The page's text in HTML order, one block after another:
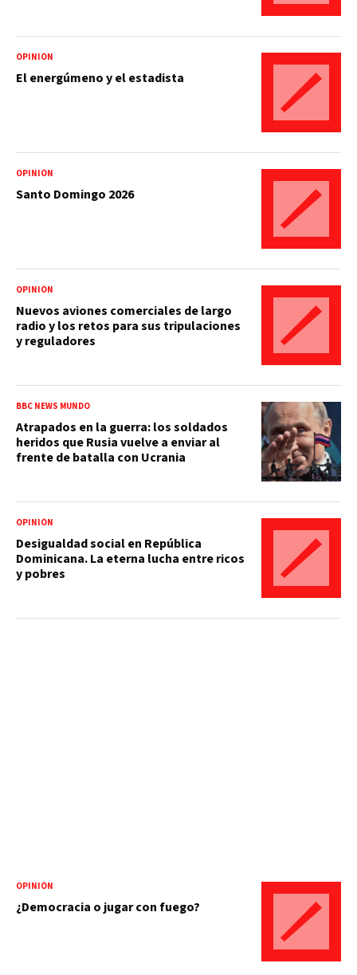
OPINIÓN
El energúmeno y el estadista
OPINIÓN
Santo Domingo 2026
OPINIÓN
Nuevos aviones comerciales de largo
radio y los retos para sus tripulaciones
y reguladores
BBC NEWS MUNDO
Atrapados en la guerra: los soldados
heridos que Rusia vuelve a enviar al
frente de batalla con Ucrania
OPINIÓN
Desigualdad social en República
Dominicana. La eterna lucha entre ricos
y pobres
OPINIÓN
¿Democracia o jugar con fuego?